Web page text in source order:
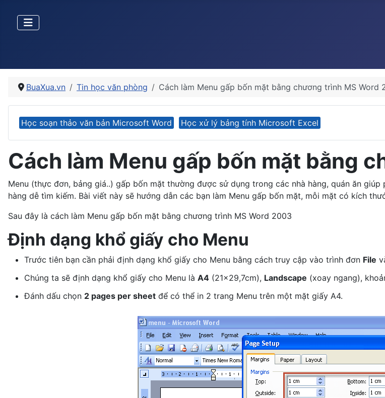
BuaXua.vn Tin học văn phòng Cách làm Menu gấp bốn mặt bằng chương trình MS Word
Học soạn thảo văn bản Microsoft Word Học xử lý bảng tính Microsoft Excel
Cách làm Menu gấp bốn mặt bằng
Menu (thực đơn, bảng giá..) gấp bốn mặt thường được sử dụng trong các nhà hàng, quán ăn
hàng dễ tìm kiếm. Bài viết này sẽ hướng dẫn các bạn làm Menu gấp bốn mặt, mỗi mặt có kích
Sau đây là cách làm Menu gấp bốn mặt bằng chương trình MS Word 2003
Định dạng khổ giấy cho Menu
Trước tiên bạn cần phải định dạng khổ giấy cho Menu bằng cách truy cập vào trình đơn File
Chúng ta sẽ định dạng khổ giấy cho Menu là A4 (21x29,7cm), Landscape (xoay ngang),
Đánh dấu chọn 2 pages per sheet để có thể in 2 trang Menu trên một mặt giấy A4.